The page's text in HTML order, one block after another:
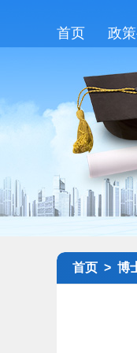
首页 政
首页 > 博